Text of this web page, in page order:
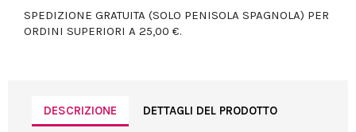
SPEDIZIONE GRATUITA (SOLO PENISOLA SPAGNOLA) PER
ORDINI SUPERIORI A 25,00 €.
DESCRIZIONE DETTAGLI DEL PRODOTTO